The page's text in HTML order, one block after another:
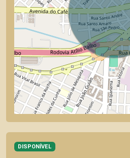
DISPONÍVEL